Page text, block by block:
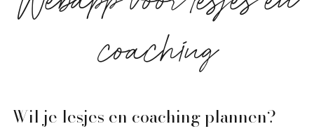
coaching
Wil je lesjes en coaching plannen?